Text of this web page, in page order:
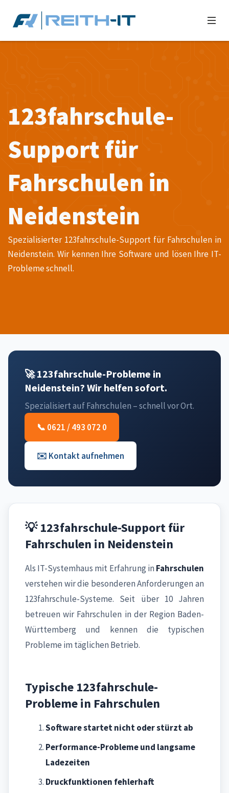
123fahrschule-
Support für
Fahrschulen in
Neidenstein
Spezialisierter 123fahrschule-Support für Fahrschulen in
Neidenstein. Wir kennen Ihre Software und lösen Ihre IT-
Probleme schnell.
🚀 123fahrschule-Probleme in
Neidenstein? Wir helfen sofort.
Spezialisiert auf Fahrschulen – schnell vor Ort.
📞 0621 / 493 072 0
✉️ Kontakt aufnehmen
💡 123fahrschule-Support für
Fahrschulen in Neidenstein
Als IT-Systemhaus mit Erfahrung in Fahrschulen
verstehen wir die besonderen Anforderungen an
123fahrschule-Systeme. Seit über 10 Jahren
betreuen wir Fahrschulen in der Region Baden-
Württemberg und kennen die typischen
Probleme im täglichen Betrieb.
Typische 123fahrschule-
Probleme in Fahrschulen
Software startet nicht oder stürzt ab
Performance-Probleme und langsame
Ladezeiten
Druckfunktionen fehlerhaft